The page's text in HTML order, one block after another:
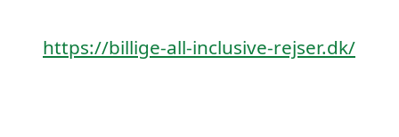
https://billige-all-inclusive-rejser.dk/